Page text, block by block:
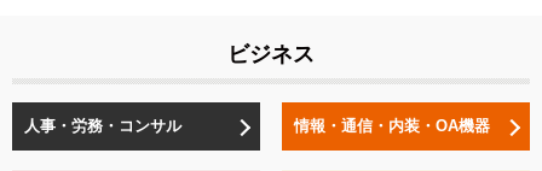
ビジネス
人事・労務・コンサル 情報・通信・内装・OA機器